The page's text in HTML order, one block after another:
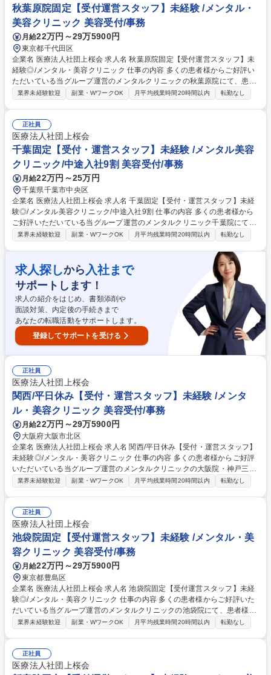
務やベッド清掃の業務もございます。 ※変更の範囲:当社業務全般 募集職
種 【レセプション】未経験◎/メンタル・美容クリニック/中途入社9割！
秋葉原院固定【受付運営スタッフ】未経験 /メンタル・
美容クリニック 美容受付/事務
月給22万円～29万5900円
東京都千代田区
企業名 医療法人社団上桜会 求人名 秋葉原院固定【受付運営スタッフ】未
経験◎/メンタル・美容クリニック 仕事の内容 多くの患者様からご好評い
ただいている当グループ運営のメンタルクリニックの秋葉原院にて、患者
様の受付や問診、診察補助、精算等をお任せします。 【詳細】■問診業務
(医師のサポート、診察室にて会話内容の記録)【キャリアパス】一定の経
験やスキルが身についてきたら、クリニックの事務長やメンバーの育成、
資格を取ってカウンセリング業務にあたるなどあなたの希望に応じてさま
ざまなキャリアの道に進むことができます◎ 募集職種 秋葉原院固定【受
付運営スタッフ】未経験◎/メンタル・美容クリニック
業界未経験歓迎 副業・WワークOK 月平均残業時間20時間以内 転勤なし
正社員
医療法人社団上桜会
千葉固定【受付・運営スタッフ】未経験 /メンタル美容
クリニック/中途入社9割 美容受付/事務
月給22万円～25万円
千葉県千葉市中央区
企業名 医療法人社団上桜会 求人名 千葉固定【受付・運営スタッフ】未経
験◎/メンタル美容クリニック/中途入社9割 仕事の内容 多くの患者様から
ご好評いただいている当グループ運営のメンタルクリニック千葉院にて、
受付スタッフとして患者様の受付や問診、診察補助、精算などを行ってい
内、データ入力をする問診業務■診察の補助をする秘書業務■処方箋書類の
お渡し、精算をする会計業務など【キャリア】研修後は、会計事務/診療補
助/問診事務をそれぞれ経験して頂き、ご希望に合わせて、いずれかのスペ
シャリストになること可能◎クリニックの事務長やメンバー育成、資格取
得しカウンセリング業務にあたる等、様々なキャリアの道に進むことも可
能です◎ 募集職種 千葉固定【受付・運営スタッフ】未経験◎/メンタル美
容クリニック/中途入社9割
業界未経験歓迎 副業・WワークOK 月平均残業時間20時間以内 転勤なし
求人探しから 入社まで
サポートします！
求人の紹介をはじめ、書類添削や
面談対策、内定後の手続きまで
あなたの転職活動をサポートします。
登録してサポートを受ける
正社員
医療法人社団上桜会
関西/平日休み【受付・運営スタッフ】未経験 /メンタ
ル・美容クリニック 美容受付/事務
月給22万円～29万5900円
大阪府大阪市北区
企業名 医療法人社団上桜会 求人名 関西/平日休み【受付・運営スタッフ】
未経験◎/メンタル・美容クリニック 仕事の内容 多くの患者様からご好評
いただいている当グループ運営のメンタルクリニックの大阪院・神戸三ノ
宮院にて、患者様の受付や問診、診察補助、精算等をお任せします。※平
書業務■処方箋書類のお渡し、精算をする会計業務など【キャリア】研修
後は、会計事務/診療補助/問診事務をそれぞれ経験して頂き、ご希望に合
わせて、いずれかのスペシャリストになること可能◎クリニックの事務長
やメンバー育成、資格取得しカウンセリング業務にあたる等、様々なキャ
リアの道に進むことも可能です◎ 募集職種 関西/平日休み【受付・運営ス
タッフ】未経験◎/メンタル・美容クリニック
業界未経験歓迎 副業・WワークOK 月平均残業時間20時間以内 転勤なし
正社員
医療法人社団上桜会
池袋院固定【受付運営スタッフ】未経験 /メンタル・美
容クリニック 美容受付/事務
月給22万円～29万5900円
東京都豊島区
企業名 医療法人社団上桜会 求人名 池袋院固定【受付運営スタッフ】未経
験◎/メンタル・美容クリニック 仕事の内容 多くの患者様からご好評いた
だいている当グループ運営のメンタルクリニックの池袋院にて、患者様の
受付や問診、診察補助、精算等をお任せします。 【詳細】■問診業務(来院
師のサポート、診察室にて会話内容の記録)【キャリアパス】一定の経験
やスキルが身についてきたら、クリニックの事務長やメンバーの育成、資
業界未経験歓迎 副業・WワークOK 月平均残業時間20時間以内 転勤なし
正社員
医療法人社団上桜会